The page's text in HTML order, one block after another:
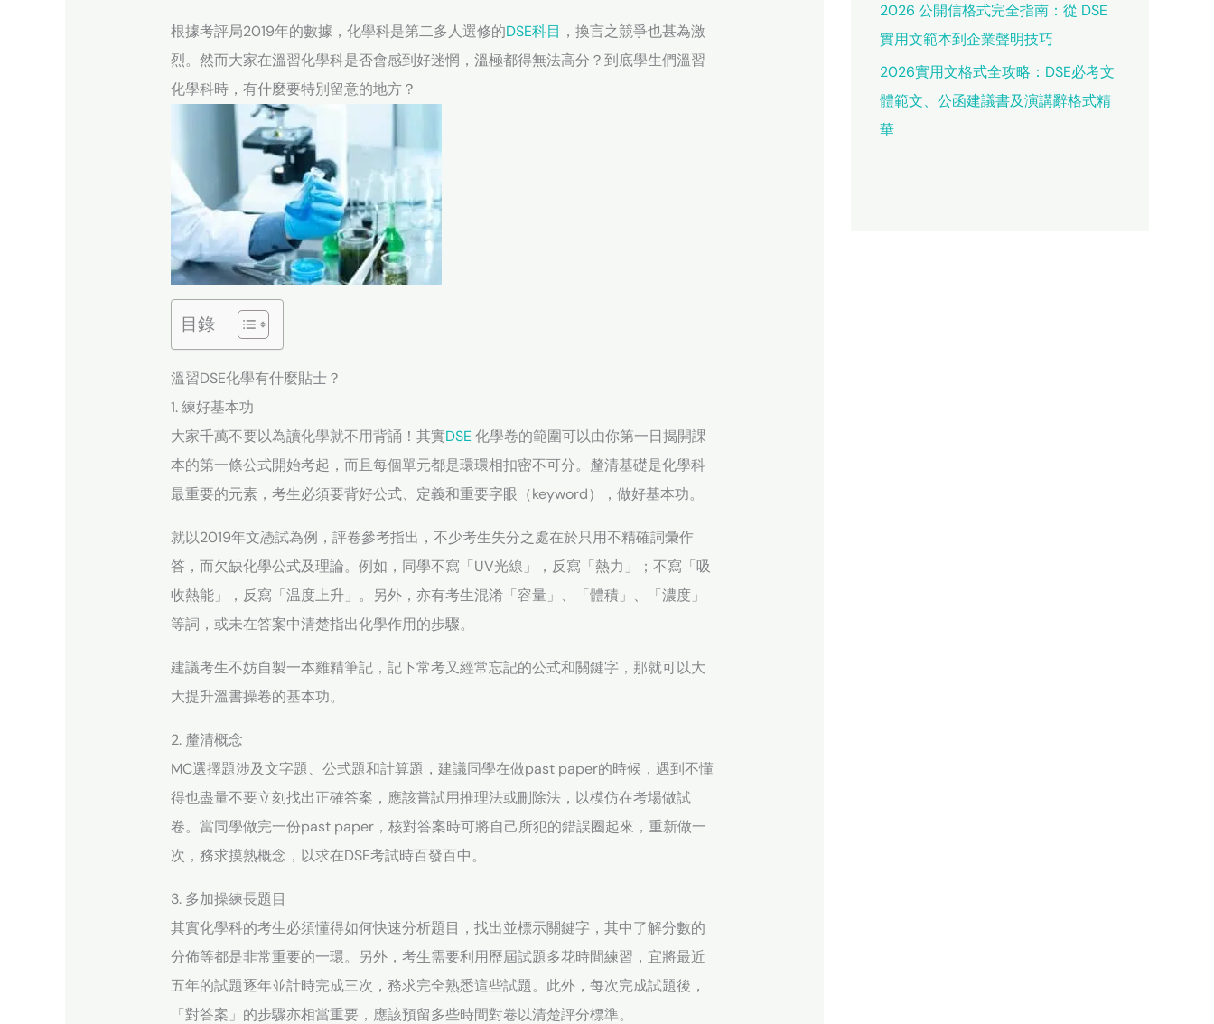
根據考評局2019年的數據，化學科是第二多人選修的DSE科目 ，換言之競爭也甚為激
烈。然而大家在溫習化學科是否會感到好迷惘，溫極都得無法高分？到底學生們溫習
化學科時，有什麼要特別留意的地方？
目錄
溫習DSE化學有什麼貼士？
1. 練好基本功
大家千萬不要以為讀化學就不用背誦！其實DSE化學卷的範圍可以由你第一日揭開課
本的第一條公式開始考起，而且每個單元都是環環相扣密不可分。釐清基礎是化學科
最重要的元素，考生必須要背好公式、定義和重要字眼（keyword），做好基本功。
就以2019年文憑試為例，評卷參考指出，不少考生失分之處在於只用不精確詞彙作
答，而欠缺化學公式及理論。例如，同學不寫「UV光線」，反寫「熱力」；不寫「吸
收熱能」，反寫「温度上升」。另外，亦有考生混淆「容量」、「體積」、「濃度」
等詞，或未在答案中清楚指出化學作用的步驟。
建議考生不妨自製一本雞精筆記，記下常考又經常忘記的公式和關鍵字，那就可以大
大提升溫書操卷的基本功。
2. 釐清概念
MC選擇題涉及文字題、公式題和計算題，建議同學在做past paper的時候，遇到不懂
得也盡量不要立刻找出正確答案，應該嘗試用推理法或刪除法，以模仿在考場做試
卷。當同學做完一份past paper，核對答案時可將自己所犯的錯誤圈起來，重新做一
次，務求摸熟概念，以求在DSE考試時百發百中。
3. 多加操練長題目
其實化學科的考生必須懂得如何快速分析題目，找出並標示關鍵字，其中了解分數的
分佈等都是非常重要的一環。另外，考生需要利用歷屆試題多花時間練習，宜將最近
五年的試題逐年並計時完成三次，務求完全熟悉這些試題。此外，每次完成試題後，
「對答案」的步驟亦相當重要，應該預留多些時間對卷以清楚評分標準。
2026 公開信格式完全指南：從 DSE
實用文範本到企業聲明技巧
2026實用文格式全攻略：DSE必考文
體範文、公函建議書及演講辭格式精
華